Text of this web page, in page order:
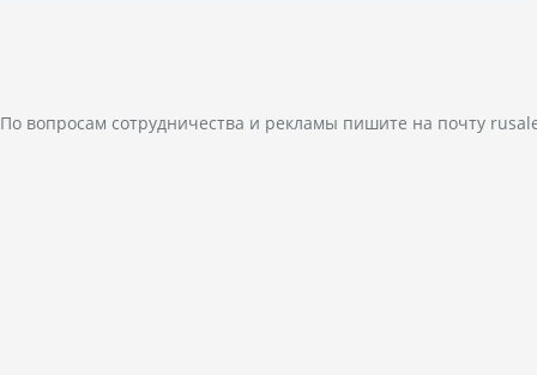
По вопросам сотрудничества и рекламы пишите на почту